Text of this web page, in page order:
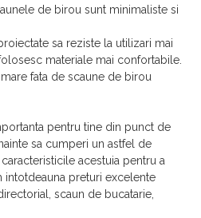
de birou sunt minimaliste si
sa reziste la utilizari mai
materiale mai confortabile.
fata de scaune de birou
pentru tine din punct de
sa cumperi un astfel de
acestuia pentru a
intotdeauna preturi excelente
scaun de bucatarie,